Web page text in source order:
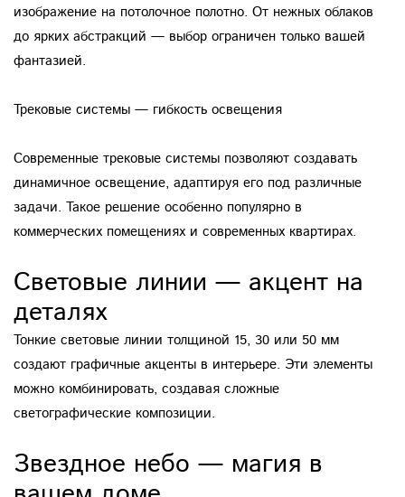
изображение на потолочное полотно. От нежных облаков
до ярких абстракций — выбор ограничен только вашей
фантазией.
Трековые системы — гибкость освещения
Современные трековые системы позволяют создавать
динамичное освещение, адаптируя его под различные
задачи. Такое решение особенно популярно в
коммерческих помещениях и современных квартирах.
Световые линии — акцент на
деталях
Тонкие световые линии толщиной 15, 30 или 50 мм
создают графичные акценты в интерьере. Эти элементы
можно комбинировать, создавая сложные
светографические композиции.
Звездное небо — магия в